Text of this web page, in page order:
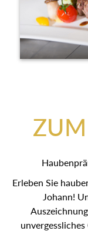
Erleben Sie
Johann!